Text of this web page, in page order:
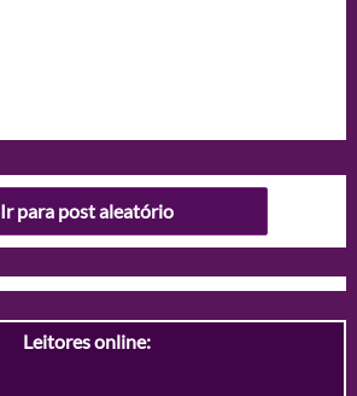
Ir para post aleatório
Leitores online: